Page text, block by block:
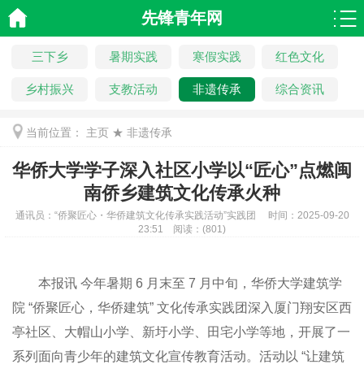
先锋青年网
三下乡 暑期实践 寒假实践 红色文化
乡村振兴 支教活动 非遗传承 综合资讯
当前位置： 主页 ★ 非遗传承
华侨大学学子深入社区小学以“匠心”点燃闽
南侨乡建筑文化传承火种
通讯员： “侨聚匠心・华侨建筑文化传承实践活动”实践团 ​ 时间： 2025-09-20
23:51 阅读： (801)
本报讯 今年暑期 6 月末至 7 月中旬，华侨大学建筑学
院 “侨聚匠心，华侨建筑” 文化传承实践团深入厦门翔安区西
亭社区、大帽山小学、新圩小学、田宅小学等地，开展了一
系列面向青少年的建筑文化宣传教育活动。活动以 “让建筑